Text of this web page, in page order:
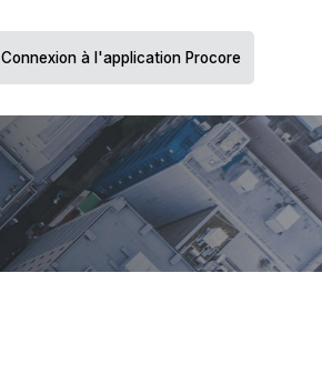
Connexion à l'application Procore